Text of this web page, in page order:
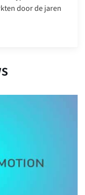
door de jaren